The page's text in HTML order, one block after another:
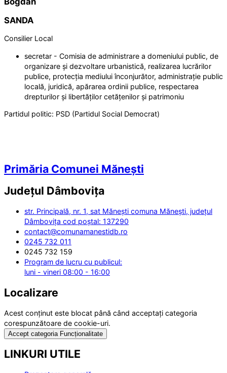
SANDA
Consilier Local
secretar - Comisia de administrare a domeniului public, de
organizare și dezvoltare urbanistică, realizarea lucrărilor
publice, protecția mediului înconjurător, administrație public
locală, juridică, apărarea ordinii publice, respectarea
drepturilor și libertăților cetățenilor și patrimoniu
Partidul politic: PSD (Partidul Social Democrat)
Primăria Comunei Mănești
Județul Dâmbovița
str. Principală, nr. 1, sat Mănești comuna Mănești, județul
Dâmbovița cod poștal: 137290
contact@comunamanestidb.ro
0245 732 011
0245 732 159
Program de lucru cu publicul:
luni - vineri 08:00 - 16:00
Localizare
Acest conținut este blocat până când acceptați categoria
corespunzătoare de cookie-uri.
Accept categoria Funcționalitate
LINKURI UTILE